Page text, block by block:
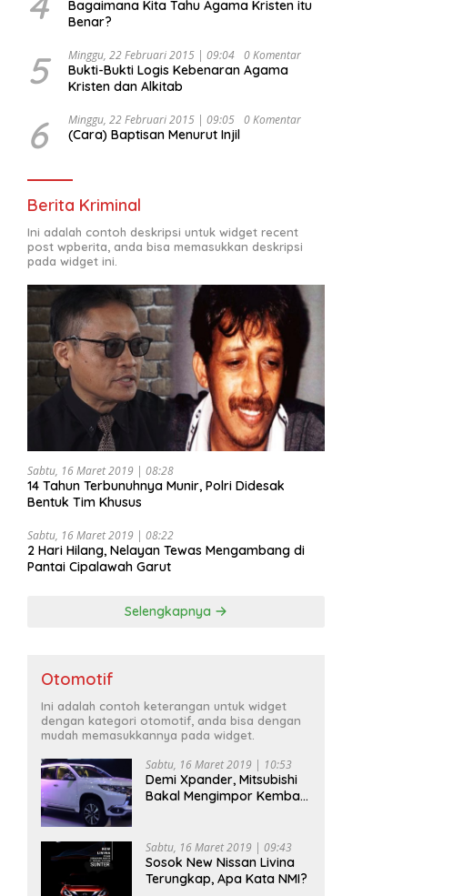
Bagaimana Kita Tahu Agama Kristen itu
Benar?
5 Minggu, 22 Februari 2015 | 09:04 0 Komentar
Bukti-Bukti Logis Kebenaran Agama
Kristen dan Alkitab
6 Minggu, 22 Februari 2015 | 09:05 0 Komentar
(Cara) Baptisan Menurut Injil
Berita Kriminal
Ini adalah contoh deskripsi untuk widget recent
post wpberita, anda bisa memasukkan deskripsi
pada widget ini.
Sabtu, 16 Maret 2019 | 08:28
14 Tahun Terbunuhnya Munir, Polri Didesak
Bentuk Tim Khusus
Sabtu, 16 Maret 2019 | 08:22
2 Hari Hilang, Nelayan Tewas Mengambang di
Pantai Cipalawah Garut
Selengkapnya
Otomotif
Ini adalah contoh keterangan untuk widget
dengan kategori otomotif, anda bisa dengan
mudah memasukkannya pada widget.
Sabtu, 16 Maret 2019 | 10:53
Demi Xpander, Mitsubishi
Bakal Mengimpor Kembali
Sabtu, 16 Maret 2019 | 09:43
Sosok New Nissan Livina
Terungkap, Apa Kata NMI?